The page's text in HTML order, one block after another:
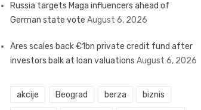
Russia targets Maga influencers ahead of
German state vote August 6, 2026
Ares scales back €1bn private credit fund after
investors balk at loan valuations August 6, 2026
akcije Beograd berza biznis